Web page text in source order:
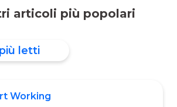
strutturato attraverso cui
identifica,
dai
articoli più popolari
letti
Working